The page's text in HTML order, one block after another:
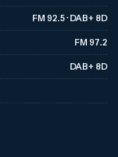
FM 92.5 · DAB+ 8D
FM 97.2
DAB+ 8D